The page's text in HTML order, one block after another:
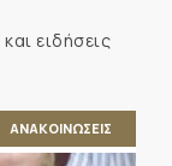
ειδήσεις
ΑΝΑΚΟΙΝΩΣΕΙΣ